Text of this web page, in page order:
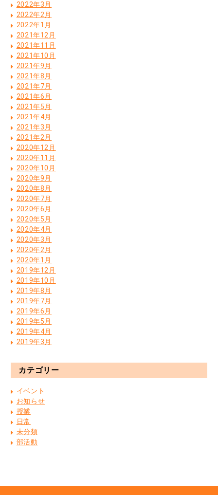
2022年3月
2022年2月
2022年1月
2021年12月
2021年11月
2021年10月
2021年9月
2021年8月
2021年7月
2021年6月
2021年5月
2021年4月
2021年3月
2021年2月
2020年12月
2020年11月
2020年10月
2020年9月
2020年8月
2020年7月
2020年6月
2020年5月
2020年4月
2020年3月
2020年2月
2020年1月
2019年12月
2019年10月
2019年8月
2019年7月
2019年6月
2019年5月
2019年4月
2019年3月
カテゴリー
イベント
お知らせ
授業
日常
未分類
部活動